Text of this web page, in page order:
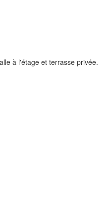
à l'étage et terrasse privée.